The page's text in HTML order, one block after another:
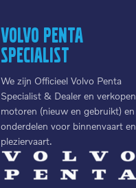
Volvo Penta
Specialist
We zijn Officieel Volvo Penta
Specialist & Dealer en verkopen
motoren (nieuw en gebruikt) en
onderdelen voor binnenvaart en
pleziervaart.